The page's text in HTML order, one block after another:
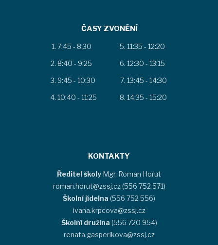
ČASY ZVONĚNÍ
7:45 - 8:30
8:40 - 9:25
9:45 - 10:30
10:40 - 11:25
11:35 - 12:20
12:30 - 13:15
13:45 - 14:30
14:35 - 15:20
KONTAKTY
Ředitel školy Mgr. Roman Horut
roman.horut@zssj.cz (556 752 571)
Školní jídelna (556 752 556)
ivana.krpcova@zssj.cz
Školní družina (556 720 954)
renata.gasperikova@zssj.cz